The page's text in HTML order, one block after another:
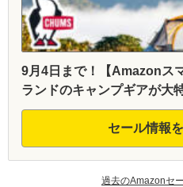
9月4日まで！【Amazonス
ランドのキャンプギアが大
セール情報
過去のAmazonセ